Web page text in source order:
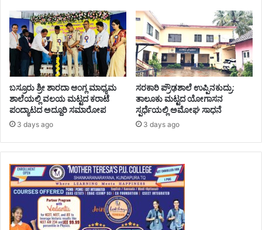
ಬಸ್ರೂರು ಶ್ರೀ ಶಾರದಾ ಆಂಗ್ಲ ಮಾಧ್ಯಮ
ಶಾಲೆಯಲ್ಲಿ ವಲಯ ಮಟ್ಟದ ಕರಾಟೆ
ಪಂದ್ಯಾಟದ ಅದ್ದೂರಿ ಸಮಾರೋಪ
3 days ago
ಸರಕಾರಿ ಪ್ರೌಢಶಾಲೆ ಉಪ್ಪಿನಕುದ್ರು:
ತಾಲೂಕು ಮಟ್ಟದ ಯೋಗಾಸನ
ಸ್ಪರ್ಧೆಯಲ್ಲಿ ಅಮೋಘ ಸಾಧನೆ
3 days ago